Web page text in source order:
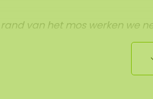
van het mos werken we
afmetingen zijn gemeten